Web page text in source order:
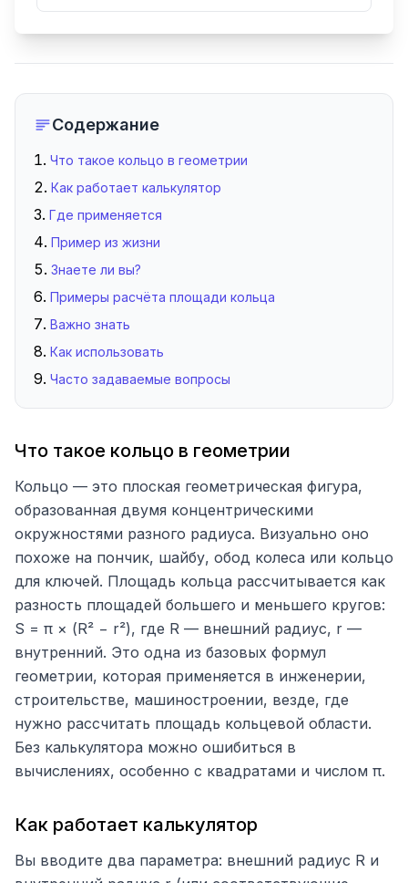
Содержание
Что такое кольцо в геометрии
Как работает калькулятор
Где применяется
Пример из жизни
Знаете ли вы?
Примеры расчёта площади кольца
Важно знать
Как использовать
Часто задаваемые вопросы
Что такое кольцо в геометрии
Кольцо — это плоская геометрическая фигура,
образованная двумя концентрическими
окружностями разного радиуса. Визуально оно
похоже на пончик, шайбу, обод колеса или кольцо
для ключей. Площадь кольца рассчитывается как
разность площадей большего и меньшего кругов:
S = π × (R² − r²), где R — внешний радиус, r —
внутренний. Это одна из базовых формул
геометрии, которая применяется в инженерии,
строительстве, машиностроении, везде, где
нужно рассчитать площадь кольцевой области.
Без калькулятора можно ошибиться в
вычислениях, особенно с квадратами и числом π.
Как работает калькулятор
Вы вводите два параметра: внешний радиус R и